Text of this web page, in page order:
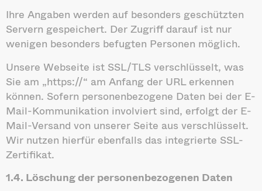
Ihre Angaben werden auf besonders geschützten
Servern gespeichert. Der Zugriff darauf ist nur
wenigen besonders befugten Personen möglich.
Unsere Webseite ist SSL/TLS verschlüsselt, was
Sie am „https://“ am Anfang der URL erkennen
können. Sofern personenbezogene Daten bei der E-
Mail-Kommunikation involviert sind, erfolgt der E-
Mail-Versand von unserer Seite aus verschlüsselt.
Wir nutzen hierfür ebenfalls das integrierte SSL-
Zertifikat.
1.4. Löschung der personenbezogenen Daten